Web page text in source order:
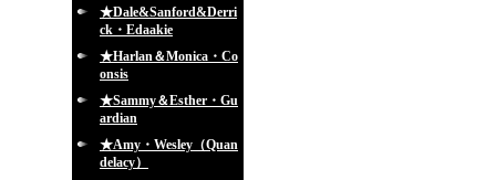
★Dale&Sanford&Derri
ck・Edaakie
★Harlan＆Monica・Co
onsis
★Sammy＆Esther・Gu
ardian
★Amy・Wesley（Quan
delacy）